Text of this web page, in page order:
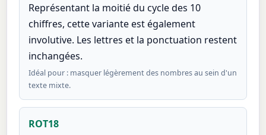
Représentant la moitié du cycle des 10
chiffres, cette variante est également
involutive. Les lettres et la ponctuation restent
inchangées.
Idéal pour : masquer légèrement des nombres au sein d'un
texte mixte.
ROT18